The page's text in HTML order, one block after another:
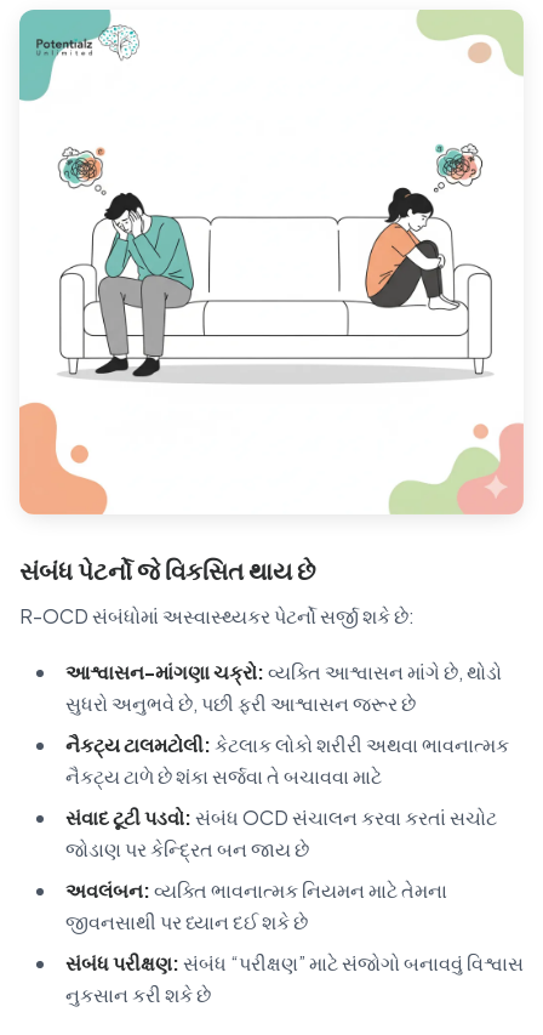
સંબંધ પેટર્નો જે વિકસિત થાય છે
R-OCD સંબંધોમાં અસ્વાસ્થ્યકર પેટર્નો સર્જી શકે છે:
આશ્વાસન-માંગણા ચક્રો:વ્યક્તિ આશ્વાસન માંગે છે, થોડો
સુધરો અનુભવે છે, પછી ફરી આશ્વાસન જરૂર છે
નૈકટ્ય ટાલમટોલી: કેટલાક લોકો શરીરી અથવા ભાવનાત્મક
નૈકટ્ય ટાળે છે શંકા સર્જવા તે બચાવવા માટે
સંવાદ ટૂટી પડવો:સંબંધ OCD સંચાલન કરવા કરતાં સચોટ
જોડાણ પર કેન્દ્રિત બન જાય છે
અવલંબન:વ્યક્તિ ભાવનાત્મક નિયમન માટે તેમના
જીવનસાથી પર ધ્યાન દઈ શકે છે
સંબંધ પરીક્ષણ:સંબંધ “પરીક્ષણ” માટે સંજોગો બનાવવું વિશ્વાસ
નુકસાન કરી શકે છે